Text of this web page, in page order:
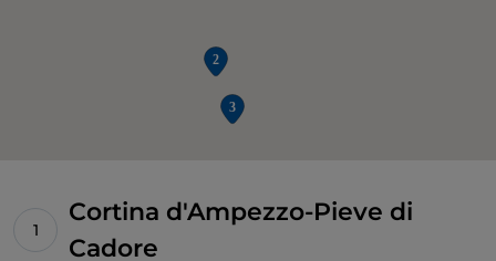
Cortina d'Ampezzo-Pieve di
Cadore